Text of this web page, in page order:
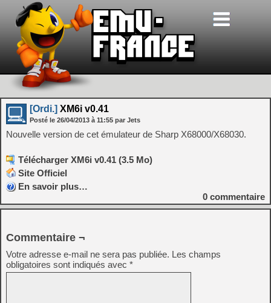
[Ordi.] XM6i v0.41
Posté le 26/04/2013 à 11:55 par Jets
Nouvelle version de cet émulateur de Sharp X68000/X68030.
Télécharger XM6i v0.41 (3.5 Mo)
Site Officiel
En savoir plus…
0 commentaire
Commentaire ¬
Votre adresse e-mail ne sera pas publiée. Les champs
obligatoires sont indiqués avec *